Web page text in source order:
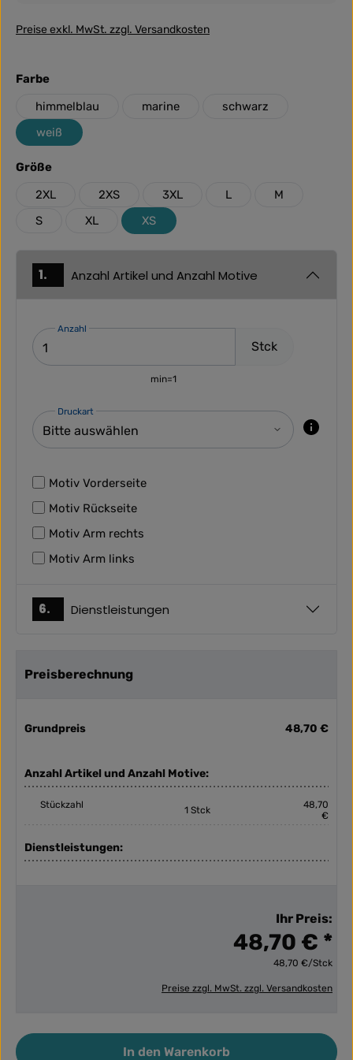
Preise exkl. MwSt. zzgl. Versandkosten
Farbeauswählen
himmelblau
marine
schwarz
weiß
Größeauswählen
2XL
2XS 3XL L
M
S
XL XS
1. Anzahl Artikel und Anzahl Motive
Anzahl
Stck
min=1
Druckart
Motiv Vorderseite
Motiv Rückseite
Motiv Arm rechts
Motiv Arm links
6. Dienstleistungen
Preisberechnung
Grundpreis 48,70 €
Anzahl Artikel und Anzahl Motive:
Stückzahl 1 Stck
48,70
€
Dienstleistungen:
Ihr Preis:
48,70 € *
48,70 €/Stck
Preise zzgl. MwSt. zzgl. Versandkosten
Produkt Anzahl: Gib den gewünschten Wert ein
In den Warenkorb